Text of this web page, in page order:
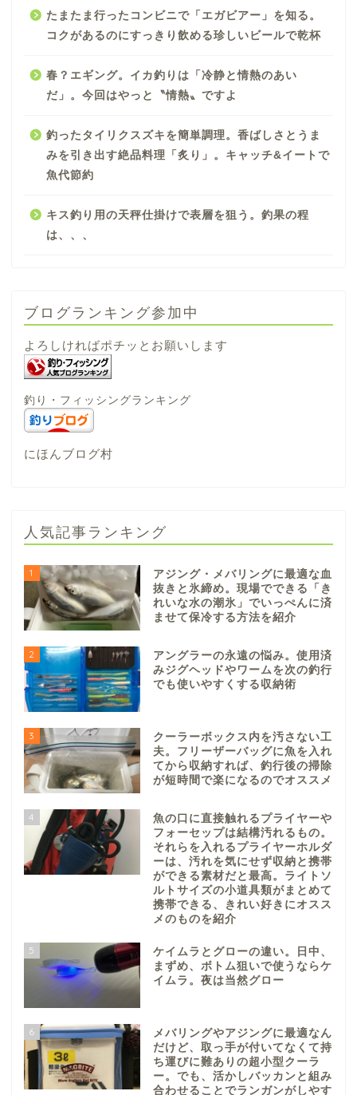
たまたま行ったコンビニで「エガビアー」を知る。
コクがあるのにすっきり飲める珍しいビールで乾杯
春？エギング。イカ釣りは「冷静と情熱のあい
だ」。今回はやっと〝情熱〟ですよ
釣ったタイリクスズキを簡単調理。香ばしさとうま
みを引き出す絶品料理「炙り」。キャッチ&イートで
魚代節約
キス釣り用の天秤仕掛けで表層を狙う。釣果の程
は、、、
ブログランキング参加中
よろしければポチッとお願いします
釣り・フィッシングランキング
にほんブログ村
人気記事ランキング
1
アジング・メバリングに最適な血
抜きと氷締め。現場でできる「き
れいな水の潮氷」でいっぺんに済
ませて保冷する方法を紹介
2
アングラーの永遠の悩み。使用済
みジグヘッドやワームを次の釣行
でも使いやすくする収納術
3
クーラーボックス内を汚さない工
夫。フリーザーバッグに魚を入れ
てから収納すれば、釣行後の掃除
が短時間で楽になるのでオススメ
4
魚の口に直接触れるプライヤーや
フォーセップは結構汚れるもの。
それらを入れるプライヤーホルダ
ーは、汚れを気にせず収納と携帯
ができる素材だと最高。ライトソ
ルトサイズの小道具類がまとめて
携帯できる、きれい好きにオスス
メのものを紹介
5
ケイムラとグローの違い。日中、
まずめ、ボトム狙いで使うならケ
イムラ。夜は当然グロー
6
メバリングやアジングに最適なん
だけど、取っ手が付いてなくて持
ち運びに難ありの超小型クーラ
ー。でも、活かしバッカンと組み
合わせることでランガンがしやす